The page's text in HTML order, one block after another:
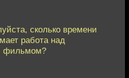
сколько времени
работа над
фильмом?